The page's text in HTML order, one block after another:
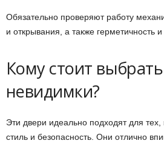
Обязательно проверяют работу
и открывания, а также герметичность и
Кому стоит
невидимки?
Эти двери идеально подходят для
стиль и безопасность. Они отлично